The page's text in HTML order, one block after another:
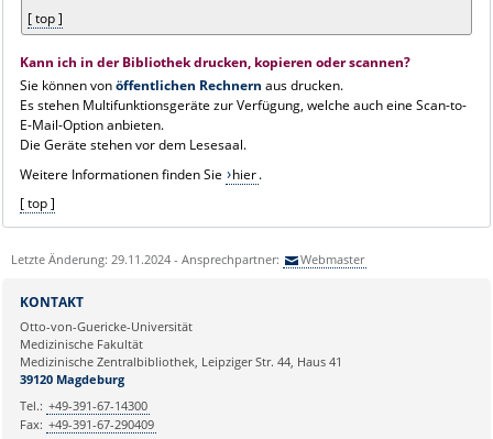
[ top ]
Kann ich in der Bibliothek drucken, kopieren oder scannen?
Sie können vonöffentlichen Rechnern aus drucken.
Es stehen Multifunktionsgeräte zur Verfügung, welche auch eine Scan-to-
E-Mail-Option anbieten.
Die Geräte stehen vor dem Lesesaal.
Weitere Informationen finden Sie
hier.
[ top ]
Letzte Änderung: 29.11.2024 - Ansprechpartner: Webmaster
KONTAKT
Otto-von-Guericke-Universität
Medizinische Fakultät
Medizinische Zentralbibliothek, Leipziger Str. 44, Haus 41
39120 Magdeburg
Tel.: +49-391-67-14300
Fax: +49-391-67-290409